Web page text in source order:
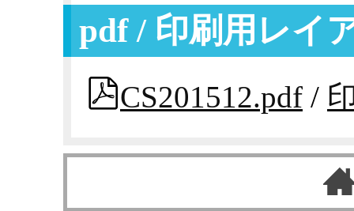
pdf / 印刷用レイ
CS201512.pdf /